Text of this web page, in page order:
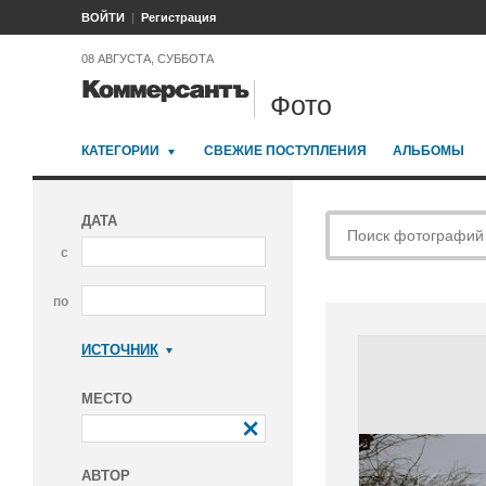
ВОЙТИ Регистрация
08 АВГУСТА, СУББОТА
Фото
КАТЕГОРИИ СВЕЖИЕ ПОСТУПЛЕНИЯ АЛЬБОМЫ
ДАТА
с
по
ИСТОЧНИК
МЕСТО
АВТОР